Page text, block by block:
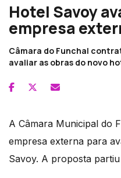
Hotel Savoy
empresa
Câmara do Funchal
avaliar as obras do novo
A Câmara Municipal do
empresa externa para
Savoy. A proposta partiu